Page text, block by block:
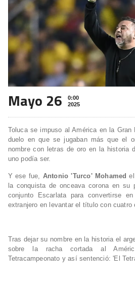
Mayo 26
0:00
2025
Toluca se impuso al América en la Gran
duelo en que se jugaban más que el
nombre con letras de oro en la historia
uno podía ser.
Y ese fue, Antonio 'Turco' Mohamed
la conquista de onceava corona en su
conjunto Escarlata para convertirse
extranjero en levantar el título con cuatro
Tras dejar su nombre en la historia el
sobre la racha cortada al
Tetracampeonato y así sentenció: 'El